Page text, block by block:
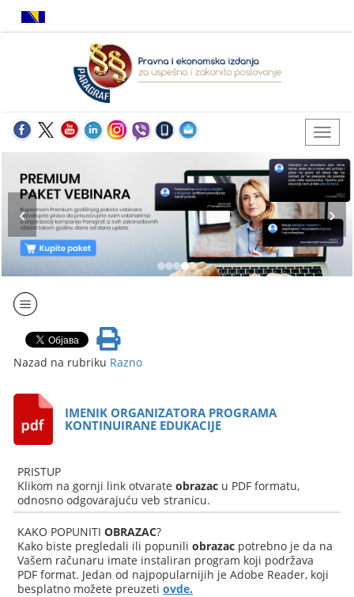
Nazad na rubriku Razno
IMENIK ORGANIZATORA PROGRAMA
KONTINUIRANE EDUKACIJE
PRISTUP
Klikom na gornji link otvarateobrazac u PDF formatu,
odnosno odgovarajuću veb stranicu.
KAKO POPUNITIOBRAZAC?
Kako biste pregledali ili popuniliobrazac potrebno je da na
Vašem računaru imate instaliran program koji podržava
PDF format. Jedan od najpopularnijih je Adobe Reader, koji
besplatno možete preuzetiovde.